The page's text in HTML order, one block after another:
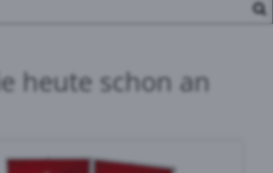
heute schon an